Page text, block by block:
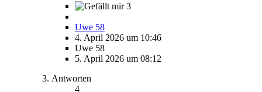
3
Uwe 58
4. April 2026 um 10:46
Uwe 58
5. April 2026 um 08:12
Antworten
4